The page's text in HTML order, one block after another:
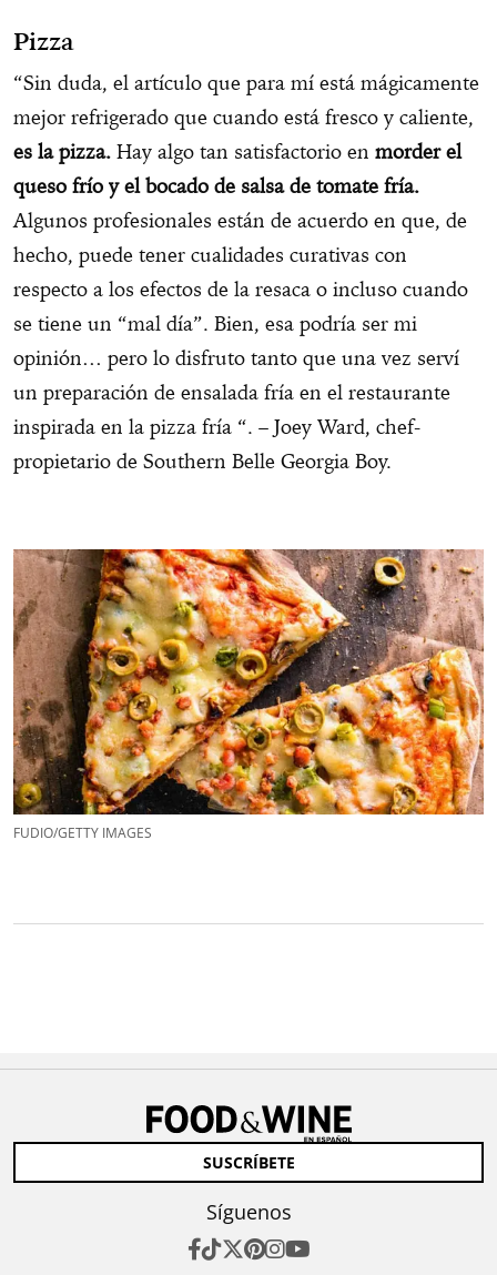
Pizza
“Sin duda, el artículo que para mí está mágicamente
mejor refrigerado que cuando está fresco y caliente,
es la pizza. Hay algo tan satisfactorio en morder el
queso frío y el bocado de salsa de tomate fría.
Algunos profesionales están de acuerdo en que, de
hecho, puede tener cualidades curativas con
respecto a los efectos de la resaca o incluso cuando
se tiene un “mal día”. Bien, esa podría ser mi
opinión… pero lo disfruto tanto que una vez serví
un preparación de ensalada fría en el restaurante
inspirada en la pizza fría “. – Joey Ward, chef-
propietario de Southern Belle Georgia Boy.
FUDIO/GETTY IMAGES
SUSCRÍBETE
Síguenos